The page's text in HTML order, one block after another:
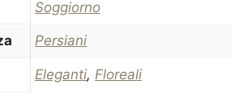
Soggiorno
Persiani
Eleganti, Floreali